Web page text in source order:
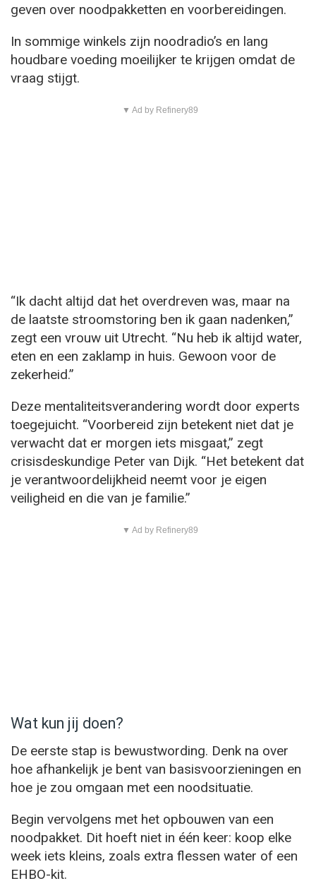
geven over noodpakketten en voorbereidingen.
In sommige winkels zijn noodradio’s en lang
houdbare voeding moeilijker te krijgen omdat de
vraag stijgt.
▼ Ad by Refinery89
“Ik dacht altijd dat het overdreven was, maar na
de laatste stroomstoring ben ik gaan nadenken,”
zegt een vrouw uit Utrecht. “Nu heb ik altijd water,
eten en een zaklamp in huis. Gewoon voor de
zekerheid.”
Deze mentaliteitsverandering wordt door experts
toegejuicht. “Voorbereid zijn betekent niet dat je
verwacht dat er morgen iets misgaat,” zegt
crisisdeskundige Peter van Dijk. “Het betekent dat
je verantwoordelijkheid neemt voor je eigen
veiligheid en die van je familie.”
▼ Ad by Refinery89
Wat kun jij doen?
De eerste stap is bewustwording. Denk na over
hoe afhankelijk je bent van basisvoorzieningen en
hoe je zou omgaan met een noodsituatie.
Begin vervolgens met het opbouwen van een
noodpakket. Dit hoeft niet in één keer: koop elke
week iets kleins, zoals extra flessen water of een
EHBO-kit.